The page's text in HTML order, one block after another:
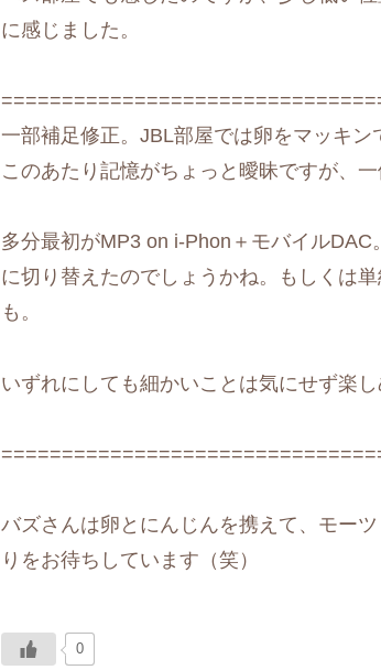
に感じました。
一部補足修正。JBL部屋では卵をマッキン
このあたり記憶がちょっと曖昧ですが、
多分最初がMP3 on i-Phon＋モバイル
に切り替えたのでしょうかね。もしくは
も。
いずれにしても細かいことは気にせず楽し
バズさんは卵とにんじんを携えて、モー
りをお待ちしています（笑）
0